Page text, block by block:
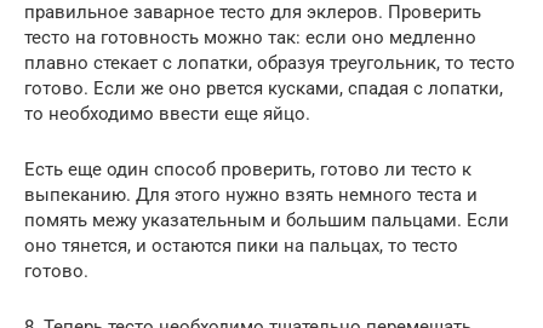
правильное заварное тесто для эклеров. Проверить
тесто на готовность можно так: если оно медленно
плавно стекает с лопатки, образуя треугольник, то тесто
готово. Если же оно рвется кусками, спадая с лопатки,
то необходимо ввести еще яйцо.
Есть еще один способ проверить, готово ли тесто к
выпеканию. Для этого нужно взять немного теста и
помять межу указательным и большим пальцами. Если
оно тянется, и остаются пики на пальцах, то тесто
готово.